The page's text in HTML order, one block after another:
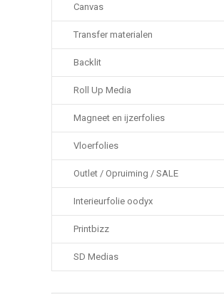
Canvas
Transfer materialen
Backlit
Roll Up Media
Magneet en ijzerfolies
Vloerfolies
Outlet / Opruiming / SALE
Interieurfolie oodyx
Printbizz
SD Medias